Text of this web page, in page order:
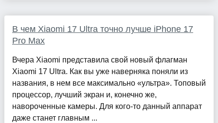
В чем Xiaomi 17 Ultra точно лучше iPhone 17
Pro Max
Вчера Xiaomi представила свой новый флагман
Xiaomi 17 Ultra. Как вы уже наверняка поняли из
названия, в нем все максимально «ультра». Топовый
процессор, лучший экран и, конечно же,
навороченные камеры. Для кого-то данный аппарат
даже станет главным ...